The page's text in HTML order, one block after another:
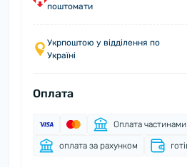
поштомати
Укрпоштою у відділення по
Україні
Оплата
Оплата частинами
оплата за рахунком